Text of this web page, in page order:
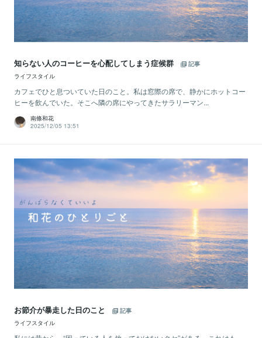
知らない人のコーヒーを心配してしまう症候群
記事
ライフスタイル
カフェでひと息ついていた日のこと。私は窓際の席で、静かにホットコー
ヒーを飲んでいた。そこへ隣の席にやってきたサラリーマン...
南條和花
2025/12/05 13:51
お節介が暴走した日のこと
記事
ライフスタイル